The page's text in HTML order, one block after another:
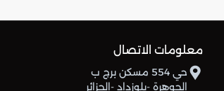
معلومات الاتصال
حي 554 مسكن برج ب
الجوهرة -بلوزداد -الجزائر